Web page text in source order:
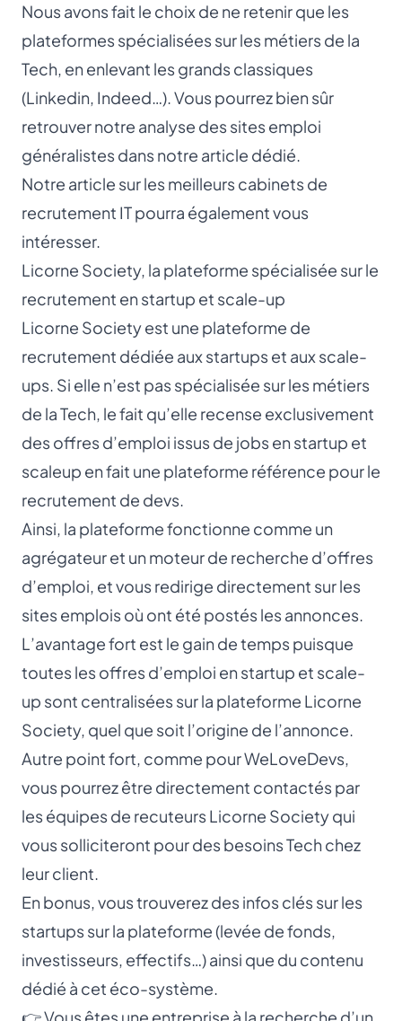
Nous avons fait le choix de ne retenir que les
plateformes spécialisées sur les métiers de la
Tech, en enlevant les grands classiques
(Linkedin, Indeed…). Vous pourrez bien sûr
retrouver notre analyse des sites emploi
généralistes dans notre article dédié.
Notre article sur lesmeilleurs cabinets de
recrutement ITpourra également vous
intéresser.
Licorne Society, la plateforme spécialisée sur le
recrutement en startup et scale-up
Licorne Society est une plateforme de
recrutement dédiée aux startups et aux scale-
ups. Si elle n’est pas spécialisée sur les métiers
de la Tech, le fait qu’elle recense exclusivement
des offres d’emploi issus de jobs en startup et
scaleup en fait une plateforme référence pour le
recrutement de devs.
Ainsi, la plateforme fonctionne comme un
agrégateur et un moteur de recherche d’offres
d’emploi, et vous redirige directement sur les
sites emplois où ont été postés les annonces.
L’avantage fort est le gain de temps puisque
toutes les offres d’emploi en startup et scale-
up sont centralisées sur la plateforme Licorne
Society, quel que soit l’origine de l’annonce.
Autre point fort, comme pour WeLoveDevs,
vous pourrez être directement contactés par
les équipes de recuteurs Licorne Society qui
vous solliciteront pour des besoins Tech chez
leur client.
En bonus, vous trouverez des infos clés sur les
startups sur la plateforme (levée de fonds,
investisseurs, effectifs…) ainsi que du contenu
dédié à cet éco-système.